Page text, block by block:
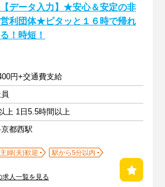
【データ入力】★安心＆安定の非
営利団体★ピタッと１６時で帰れ
る！時短！
円+交通費支給
上 1日5.5時間以上
都西駅
主婦(夫)歓迎
駅から5分以内
求人一覧を見る